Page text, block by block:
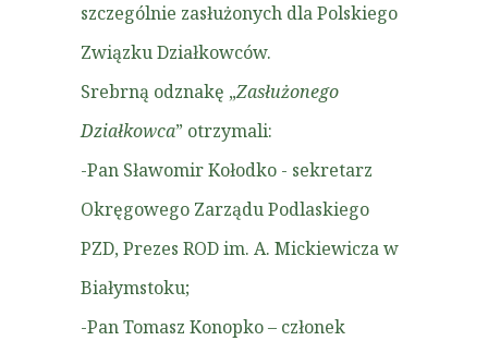
szczególnie zasłużonych dla Polskiego
Związku Działkowców.
Srebrną odznakę „Zasłużonego
Działkowca” otrzymali:
-Pan Sławomir Kołodko - sekretarz
Okręgowego Zarządu Podlaskiego
PZD, Prezes ROD im. A. Mickiewicza w
Białymstoku;
-Pan Tomasz Konopko – członek